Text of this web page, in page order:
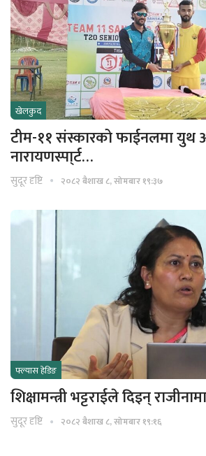
खेलकुद
टीम-११ संस्कारको फाईनलमा युथ
नारायणस्पा्र्ट…
सुदूर दृष्टि २०८२ बैशाख ८, सोमबार १९:३७
फ्ल्यास हेडिङ
शिक्षामन्त्री भट्टराईले दिइन् राजीनामा
सुदूर दृष्टि २०८२ बैशाख ८, सोमबार १९:१६